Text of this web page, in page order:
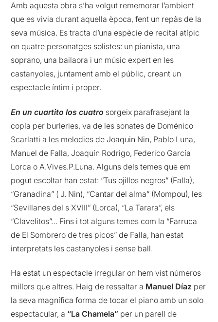
Amb aquesta obra s’ha volgut rememorar l’ambient
que es vivia durant aquella època, fent un repàs de la
seva música. Es tracta d’una espècie de recital atípic
on quatre personatges solistes: un pianista, una
soprano, una bailaora i un músic expert en les
castanyoles, juntament amb el públic, creant un
espectacle íntim i proper.
En un cuartito los cuatro sorgeix parafrasejant la
copla per burleries, va de les sonates de Doménico
Scarlatti a les melodies de Joaquin Nin, Pablo Luna,
Manuel de Falla, Joaquín Rodrigo, Federico García
Lorca o A.Vives.P.Luna. Alguns dels temes que em
pogut escoltar han estat: “Tus ojillos negros” (Falla),
“Granadina” ( J. Nin), “Cantar del alma” (Mompou), les
“Sevillanes del s XVIII” (Lorca), “La Tarara”, els
“Clavelitos”… Fins i tot alguns temes com la “Farruca
de El Sombrero de tres picos” de Falla, han estat
interpretats les castanyoles i sense ball.
Ha estat un espectacle irregular on hem vist números
millors que altres. Haig de ressaltar a Manuel Díaz per
la seva magnífica forma de tocar el piano amb un solo
espectacular, a “La Chamela” per un parell de